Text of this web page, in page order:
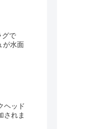
グで
が水面
ヘッド
されま